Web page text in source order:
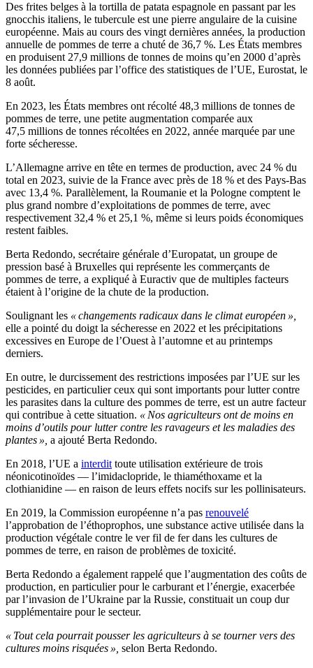
Des frites belges à la tortilla de patata espagnole en passant par les
gnocchis italiens, le tubercule est une pierre angulaire de la cuisine
européenne. Mais au cours des vingt dernières années, la production
annuelle de pommes de terre a chuté de 36,7 %. Les États membres
en produisent 27,9 millions de tonnes de moins qu’en 2000 d’après
les données publiées par l’office des statistiques de l’UE, Eurostat, le
8 août.
En 2023, les États membres ont récolté 48,3 millions de tonnes de
pommes de terre, une petite augmentation comparée aux
47,5 millions de tonnes récoltées en 2022, année marquée par une
forte sécheresse.
L’Allemagne arrive en tête en termes de production, avec 24 % du
total en 2023, suivie de la France avec près de 18 % et des Pays-Bas
avec 13,4 %. Parallèlement, la Roumanie et la Pologne comptent le
plus grand nombre d’exploitations de pommes de terre, avec
respectivement 32,4 % et 25,1 %, même si leurs poids économiques
restent faibles.
Berta Redondo, secrétaire générale d’Europatat, un groupe de
pression basé à Bruxelles qui représente les commerçants de
pommes de terre, a expliqué à Euractiv que de multiples facteurs
étaient à l’origine de la chute de la production.
Soulignant les « changements radicaux dans le climat européen »,
elle a pointé du doigt la sécheresse en 2022 et les précipitations
excessives en Europe de l’Ouest à l’automne et au printemps
derniers.
En outre, le durcissement des restrictions imposées par l’UE sur les
pesticides, en particulier ceux qui sont importants pour lutter contre
les parasites dans la culture des pommes de terre, est un autre facteur
qui contribue à cette situation. « Nos agriculteurs ont de moins en
moins d’outils pour lutter contre les ravageurs et les maladies des
plantes », a ajouté Berta Redondo.
En 2018, l’UE a interdit toute utilisation extérieure de trois
néonicotinoïdes — l’imidaclopride, le thiaméthoxame et la
clothianidine — en raison de leurs effets nocifs sur les pollinisateurs.
En 2019, la Commission européenne n’a pas renouvelé
l’approbation de l’éthoprophos, une substance active utilisée dans la
production végétale contre le ver fil de fer dans les cultures de
pommes de terre, en raison de problèmes de toxicité.
Berta Redondo a également rappelé que l’augmentation des coûts de
production, en particulier pour le carburant et l’énergie, exacerbée
par l’invasion de l’Ukraine par la Russie, constituait un coup dur
supplémentaire pour le secteur.
« Tout cela pourrait pousser les agriculteurs à se tourner vers des
cultures moins risquées », selon Berta Redondo.